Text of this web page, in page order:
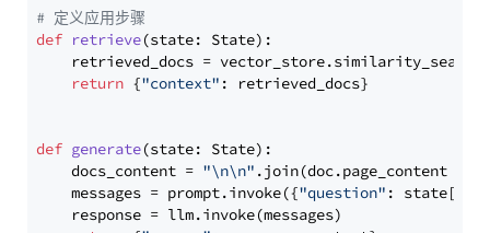
# 定义应用步骤
def retrieve(state: State):
retrieved_docs =
return {"context" : retrieved_docs}
def generate(state: State):
    docs_content =
"\n\n" .join(doc.page_content
    messages = prompt.invoke({
"question" : state[
    response = llm.invoke(messages)